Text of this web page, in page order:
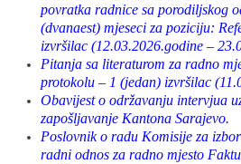
povratka radnice sa porodiljskog
(dvanaest) mjeseci za poziciju:
izvršilac (12.03.2026.godine –
Pitanja sa literaturom za radno
protokolu – 1 (jedan) izvršilac
Obavijest o održavanju intervjua
zapošljavanje Kantona Sarajevo.
Poslovnik o radu Komisije za
radni odnos za radno mjesto